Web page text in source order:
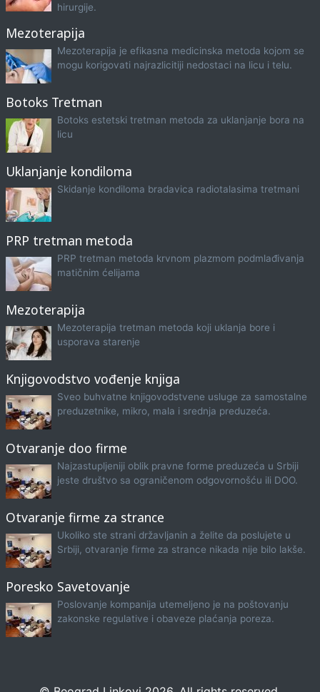
hirurgije.
Mezoterapija
Mezoterapija je efikasna medicinska metoda kojom se
mogu korigovati najrazlicitiji nedostaci na licu i telu.
Botoks Tretman
Botoks estetski tretman metoda za uklanjanje bora na
licu
Uklanjanje kondiloma
Skidanje kondiloma bradavica radiotalasima tretmani
PRP tretman metoda
PRP tretman metoda krvnom plazmom podmlađivanja
matičnim ćelijama
Mezoterapija
Mezoterapija tretman metoda koji uklanja bore i
usporava starenje
Knjigovodstvo vođenje knjiga
Sveo buhvatne knjigovodstvene usluge za samostalne
preduzetnike, mikro, mala i srednja preduzeća.
Otvaranje doo firme
Najzastupljeniji oblik pravne forme preduzeća u Srbiji
jeste društvo sa ograničenom odgovornošću ili DOO.
Otvaranje firme za strance
Ukoliko ste strani državljanin a želite da poslujete u
Srbiji, otvaranje firme za strance nikada nije bilo lakše.
Poresko Savetovanje
Poslovanje kompanija utemeljeno je na poštovanju
zakonske regulative i obaveze plaćanja poreza.